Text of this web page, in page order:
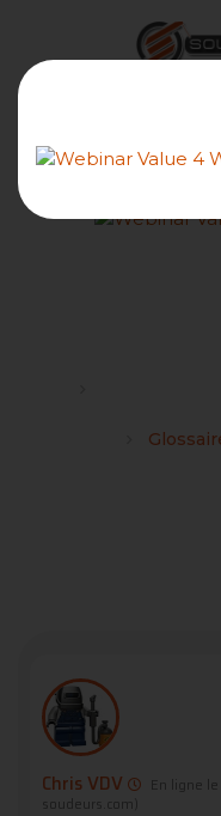
Chris VDV En ligne
soudeurs.com)